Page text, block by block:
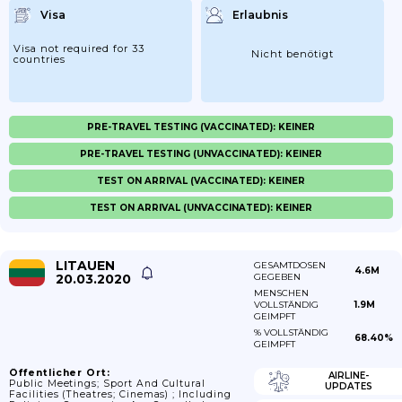
Visa
Visa not required for 33
countries
Erlaubnis
Nicht benötigt
PRE-TRAVEL TESTING (VACCINATED): KEINER
PRE-TRAVEL TESTING (UNVACCINATED): KEINER
TEST ON ARRIVAL (VACCINATED): KEINER
TEST ON ARRIVAL (UNVACCINATED): KEINER
LITAUEN
20.03.2020
GESAMTDOSEN
GEGEBEN
4.6M
MENSCHEN
VOLLSTÄNDIG
GEIMPFT
1.9M
% VOLLSTÄNDIG
GEIMPFT
68.40%
Öffentlicher Ort:
Public Meetings; Sport And Cultural
Facilities (theatres; Cinemas) ; Including
AIRLINE-
UPDATES